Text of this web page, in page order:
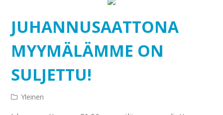
JUHANNUSAATTONA
MYYMÄLÄMME ON
SULJETTU!
Yleinen